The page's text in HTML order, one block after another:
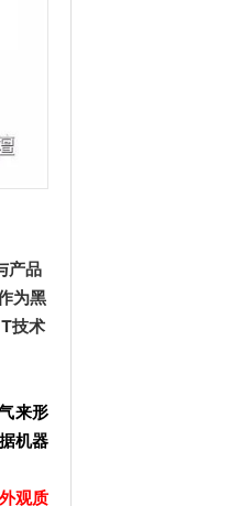
产品
为黑
技术
来形
机器
观质